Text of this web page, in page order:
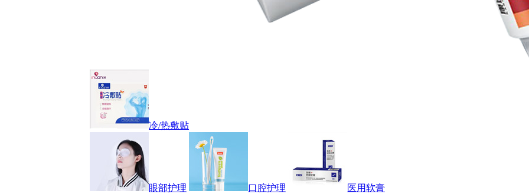
冷/热敷贴
眼部护理 口腔护理 医用软膏